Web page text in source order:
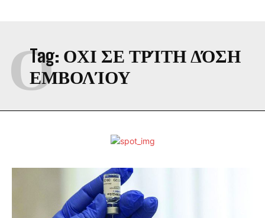
Tag: ΟΧΙ ΣΕ ΤΡΊΤΗ ΔΌΣΗ
ΕΜΒΟΛΊΟΥ
Ο